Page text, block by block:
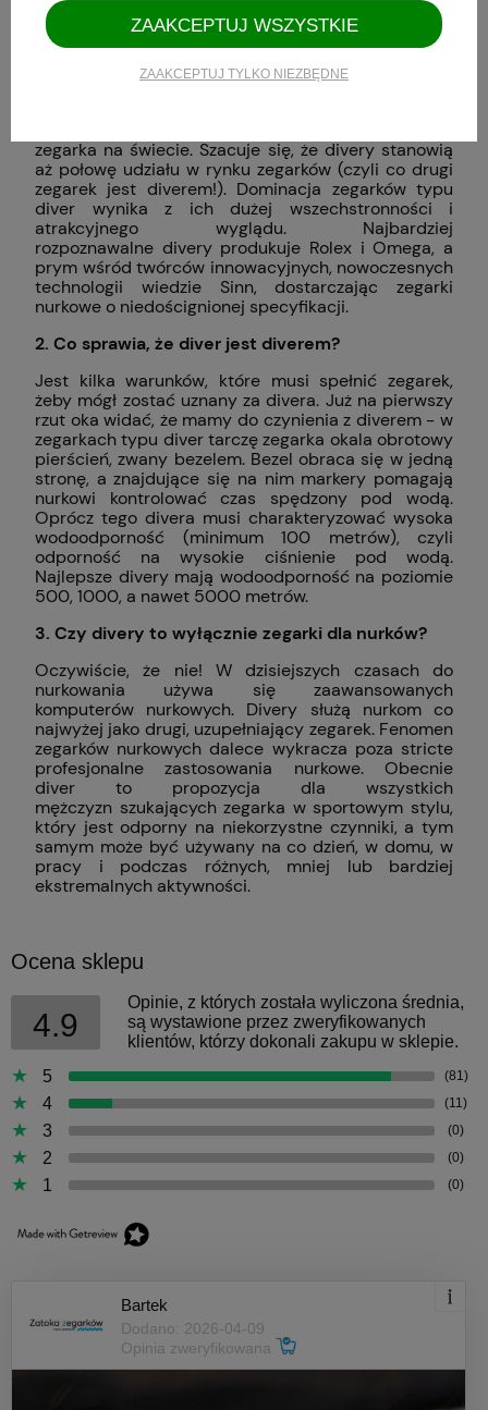
klientów.
zegarka na świecie. Szacuje się, że divery stanowią
aż połowę udziału w rynku zegarków (czyli co drugi
zegarek jest diverem!). Dominacja zegarków typu
diver wynika z ich dużej wszechstronności i
atrakcyjnego wyglądu. Najbardziej
rozpoznawalne divery produkuje Rolex i Omega, a
prym wśród twórców innowacyjnych, nowoczesnych
technologii wiedzie Sinn, dostarczając zegarki
nurkowe o niedoścignionej specyfikacji.
2. Co sprawia, że diver jest diverem?
Jest kilka warunków, które musi spełnić zegarek,
żeby mógł zostać uznany za divera. Już na pierwszy
rzut oka widać, że mamy do czynienia z diverem - w
zegarkach typu diver tarczę zegarka okala obrotowy
pierścień, zwany bezelem. Bezel obraca się w jedną
stronę, a znajdujące się na nim markery pomagają
nurkowi kontrolować czas spędzony pod wodą.
Oprócz tego divera musi charakteryzować wysoka
wodoodporność (minimum 100 metrów), czyli
odporność na wysokie ciśnienie pod wodą.
Najlepsze divery mają wodoodporność na poziomie
500, 1000, a nawet 5000 metrów.
3. Czy divery to wyłącznie zegarki dla nurków?
Oczywiście, że nie! W dzisiejszych czasach do
nurkowania używa się zaawansowanych
komputerów nurkowych. Divery służą nurkom co
najwyżej jako drugi, uzupełniający zegarek. Fenomen
zegarków nurkowych dalece wykracza poza stricte
profesjonalne zastosowania nurkowe. Obecnie
diver to propozycja dla wszystkich
mężczyzn szukających zegarka w sportowym stylu,
który jest odporny na niekorzystne czynniki, a tym
samym może być używany na co dzień, w domu, w
pracy i podczas różnych, mniej lub bardziej
ekstremalnych aktywności.
Ocena sklepu
4.9
Opinie, z których została wyliczona średnia,
są wystawione przez zweryfikowanych
klientów, którzy dokonali zakupu w sklepie.
5
(81)
4 (11)
3 (0)
2 (0)
1 (0)
Bartek
Dodano: 2026-04-09
Opinia zweryfikowana
ZAAKCEPTUJ TYLKO NIEZBĘDNE
ZAAKCEPTUJ WSZYSTKIE